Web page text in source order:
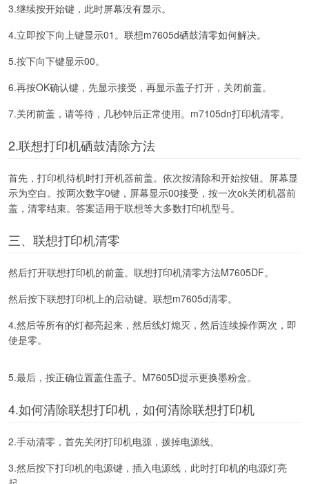
3.继续按开始键，此时屏幕没有显示。
4.立即按下向上键显示01。联想m7605d硒鼓清零如何解决。
5.按下向下键显示00。
6.再按OK确认键，先显示接受，再显示盖子打开，关闭前盖。
7.关闭前盖，请等待，几秒钟后正常使用。m7105dn打印机清零。
2.联想打印机硒鼓清除方法
首先，打印机待机时打开机器前盖。依次按清除和开始按钮。屏幕显
示为空白。按两次数字0键，屏幕显示00接受，按一次ok关闭机器前
盖，清零结束。答案适用于联想等大多数打印机型号。
三、联想打印机清零
然后打开联想打印机的前盖。联想打印机清零方法M7605DF。
然后按下联想打印机上的启动键。联想m7605d清零。
4.然后等所有的灯都亮起来，然后线灯熄灭，然后连续操作两次，即
使是零。
5.最后，按正确位置盖住盖子。M7605D提示更换墨粉盒。
4.如何清除联想打印机，如何清除联想打印机
2.手动清零，首先关闭打印机电源，拨掉电源线。
3.然后按下打印机的电源键，插入电源线，此时打印机的电源灯亮